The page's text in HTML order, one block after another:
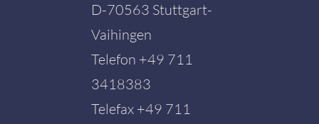
D-70563 Stuttgart-
Vaihingen
Telefon +49 711
3418383
Telefax +49 711